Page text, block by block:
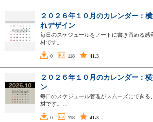
２０２６年１０月のカレンダー：
れデザイン
毎日のスケジュールをノートに書き留める感
材です。…
0 118 41.3
２０２６年１０月のカレンダー：
ン
毎日のスケジュール管理がスムーズにできる
材です。…
0 118 41.3